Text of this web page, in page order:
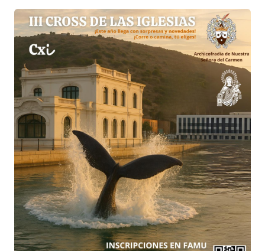
senderistaycross infantil(con distintas distancias
según la edad).
Deporte, solidaridad e historia se unen en una cita
única en Cartagena. ¡No te la pierdas!